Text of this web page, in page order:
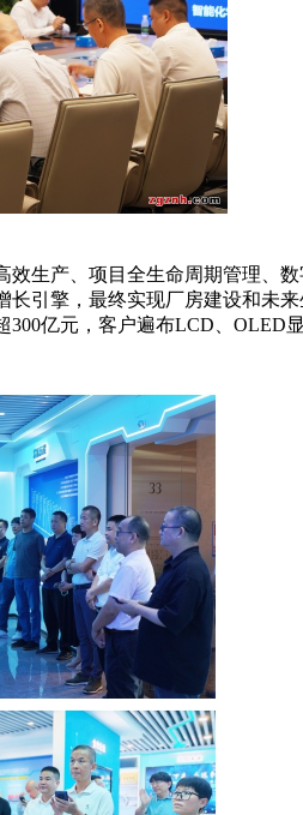
生产、项目全生命周期管理、
引擎，最终实现厂房建设和未
亿元，客户遍布LCD、OLED